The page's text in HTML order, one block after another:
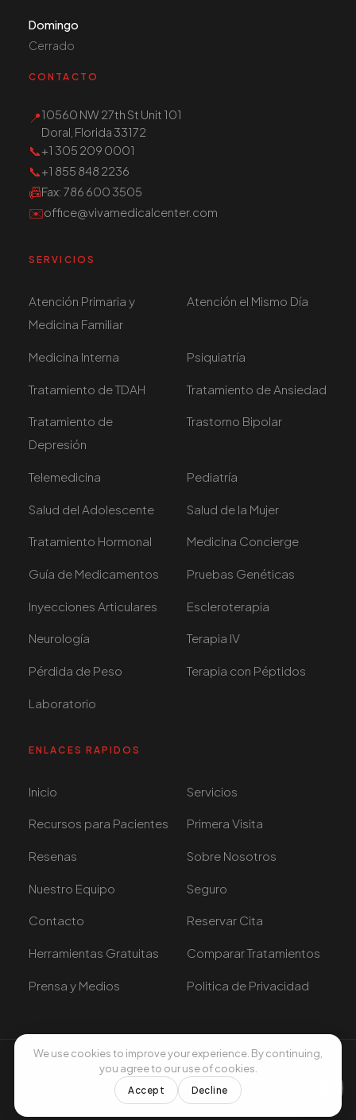
Domingo
Cerrado
CONTACTO
📍10560 NW 27th St Unit 101
Doral, Florida 33172
📞+1 305 209 0001
📞+1 855 848 2236
📠Fax: 786 600 3505
✉️office@vivamedicalcenter.com
SERVICIOS
Atención Primaria y
Medicina Familiar
Atención el Mismo Día
Medicina Interna Psiquiatría
Tratamiento de TDAH Tratamiento de Ansiedad
Tratamiento de
Depresión
Trastorno Bipolar
Telemedicina Pediatría
Salud del Adolescente Salud de la Mujer
Tratamiento Hormonal Medicina Concierge
Guía de Medicamentos Pruebas Genéticas
Inyecciones Articulares Escleroterapia
Neurología Terapia IV
Pérdida de Peso Terapia con Péptidos
Laboratorio
ENLACES RAPIDOS
Inicio Servicios
Recursos para Pacientes Primera Visita
Resenas Sobre Nosotros
Nuestro Equipo Seguro
Contacto Reservar Cita
Herramientas Gratuitas Comparar Tratamientos
Prensa y Medios Politica de Privacidad
Vivacenters © 2026. Todos los derechos reservados.
We use cookies to improve your experience. By continuing,
you agree to our use of cookies.
Accept Decline